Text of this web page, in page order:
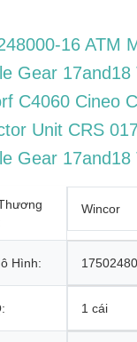
16 ATM
Gear 17and18
C4060 Cineo
Unit CRS
Gear 17and18
Wincor
Hình:
1 cái